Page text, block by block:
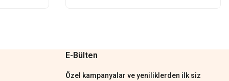
E-Bülten
Özel kampanyalar ve yeniliklerden ilk siz